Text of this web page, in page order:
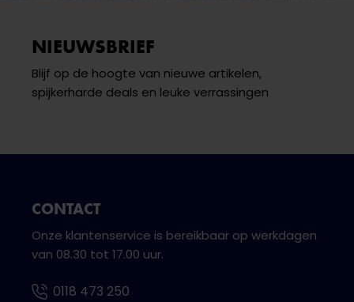
NIEUWSBRIEF
Blijf op de hoogte van nieuwe artikelen,
spijkerharde deals en leuke verrassingen
CONTACT
Onze klantenservice is bereikbaar op werkdagen
van 08.30 tot 17.00 uur.
0118 473 250